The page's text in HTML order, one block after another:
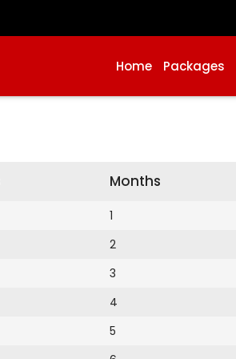
Home Packages
Months
1
2
3
4
5